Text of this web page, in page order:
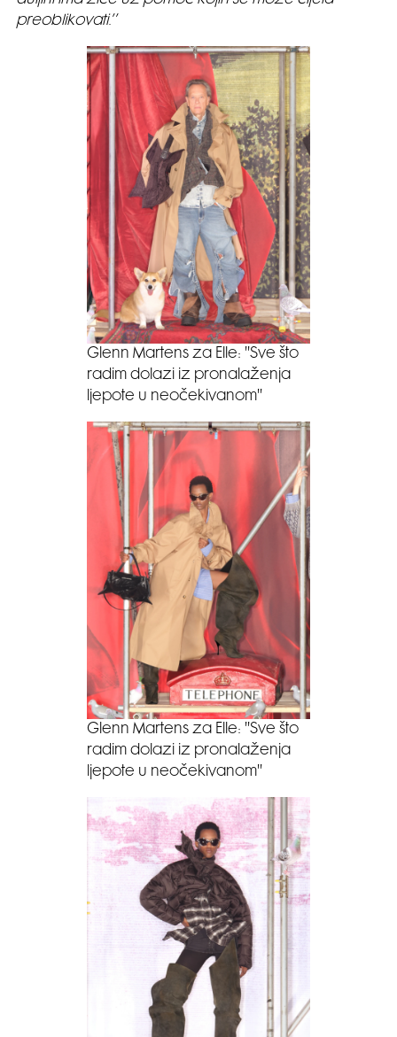
preoblikovati.’’
Glenn Martens za Elle: ''Sve što
radim dolazi iz pronalaženja
ljepote u neočekivanom''
Glenn Martens za Elle: ''Sve što
radim dolazi iz pronalaženja
ljepote u neočekivanom''